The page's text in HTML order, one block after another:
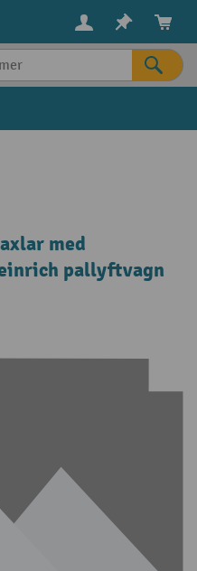
med
pallyftvagn